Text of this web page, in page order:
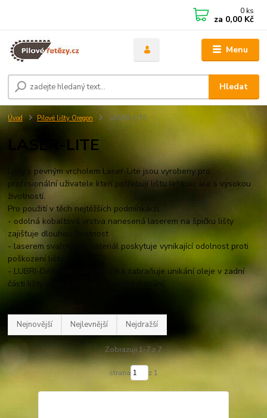
Menu
Hledat
0 ks
za 0,00 Kč
Úvod Pilové lišty Oregon LASER-LITE
LASER-LITE
Lišty s pevným vrcholem Laser-Lite jsou vyrobeny pro
profesionální uživatele kteří potřebují lištu lehkou, ale s vysokou
životností.
Pro použití v těch nejtěžších podmínkách.
- odolná kobaltová vrstva nanesená laserem na špičku lišty
zajišťuje dlouhou životnost
- laserem svařovaný materiál poskytuje vynikající odolnost proti
poškození lišty
- LUBRI-DAM olejová přepážka zabraňuje unikání oleje v zadní
části lišty a tím zajišťuje dokonalé mazání
Nejnovější Nejlevnější Nejdražší
Zobrazuji 1-7 z 7
strana z 1